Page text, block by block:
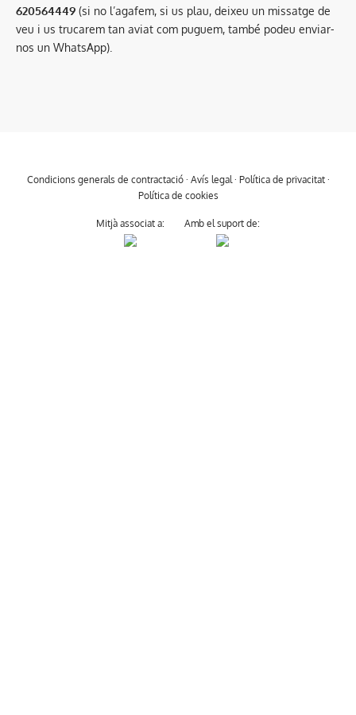
620564449 (si no l’agafem, si us plau, deixeu un missatge de
veu i us trucarem tan aviat com puguem, també podeu enviar-
nos un WhatsApp).
Condicions generals de contractació· Avís legal· Política de privacitat·
Política de cookies
Mitjà associat a: Amb el suport de: